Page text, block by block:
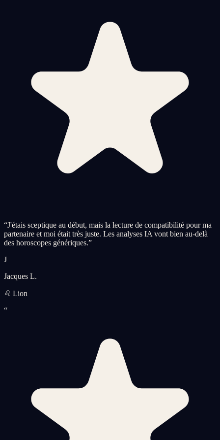
“J'étais sceptique au début, mais la lecture de compatibilité pour ma
partenaire et moi était très juste. Les analyses IA vont bien au-delà
des horoscopes génériques.”
J
Jacques L.
♌ Lion
“